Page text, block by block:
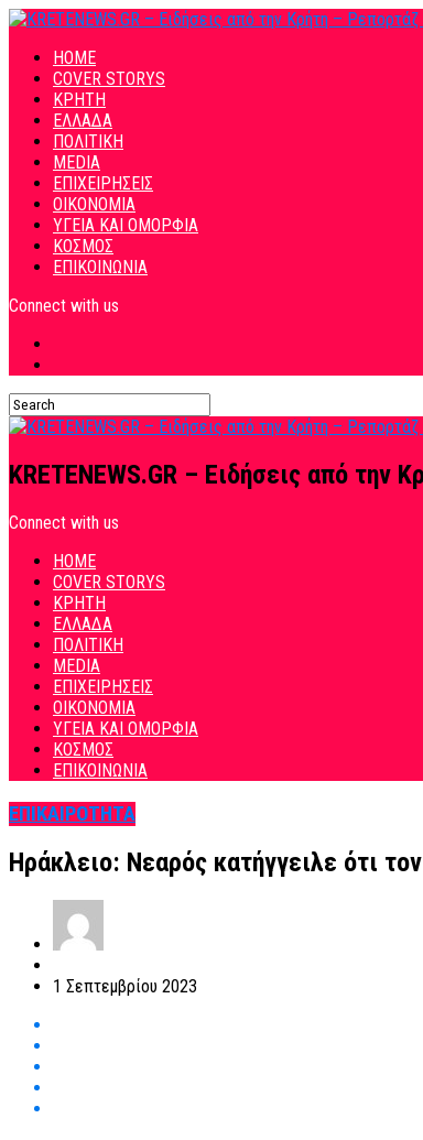
HOME
COVER STORYS
ΚΡΗΤΗ
ΕΛΛΑΔΑ
ΠΟΛΙΤΙΚΗ
MEDIA
ΕΠΙΧΕΙΡΗΣΕΙΣ
ΟΙΚΟΝΟΜΙΑ
ΥΓΕΙΑ ΚΑΙ ΟΜΟΡΦΙΑ
ΚΟΣΜΟΣ
ΕΠΙΚΟΙΝΩΝΙΑ
Connect with us
KRETENEWS.GR – Ειδήσεις από την
Connect with us
HOME
COVER STORYS
ΚΡΗΤΗ
ΕΛΛΑΔΑ
ΠΟΛΙΤΙΚΗ
MEDIA
ΕΠΙΧΕΙΡΗΣΕΙΣ
ΟΙΚΟΝΟΜΙΑ
ΥΓΕΙΑ ΚΑΙ ΟΜΟΡΦΙΑ
ΚΟΣΜΟΣ
ΕΠΙΚΟΙΝΩΝΙΑ
ΕΠΙΚΑΙΡΟΤΗΤΑ
Ηράκλειο: Νεαρός κατήγγειλε ότι
1 Σεπτεμβρίου 2023